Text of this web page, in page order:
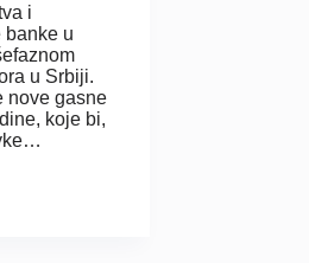
i
banke u
u Srbiji.
nove gasne
koje bi,